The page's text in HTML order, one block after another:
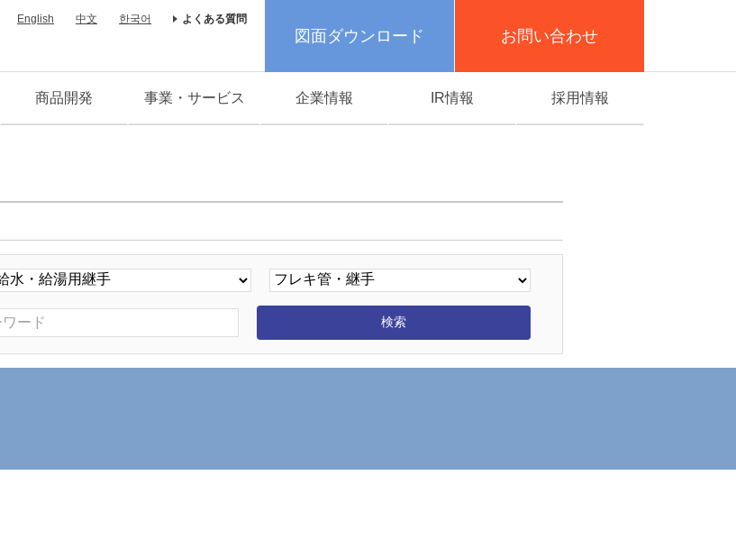
English 中文 한국어 よくある質問
図面ダウンロード お問い合わせ
商品開発 事業・サービス 企業情報 IR情報 採用情報